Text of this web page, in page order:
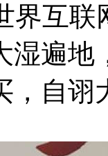
互联
湿遍地
，自诩